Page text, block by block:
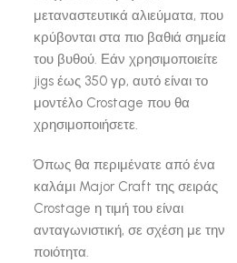
μεταναστευτικά αλιεύματα, που
κρύβονται στα πιο βαθιά σημεία
του βυθού. Εάν χρησιμοποιείτε
jigs έως 350 γρ, αυτό είναι το
μοντέλο Crostage που θα
χρησιμοποιήσετε.
Όπως θα περιμένατε από ένα
καλάμι Major Craft της σειράς
Crostage η τιμή του είναι
ανταγωνιστική, σε σχέση με την
ποιότητα.